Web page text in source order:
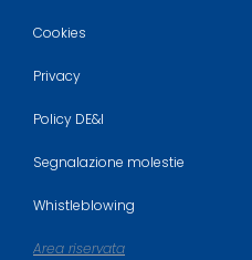
Cookies
Privacy
Policy DE&I
Segnalazione molestie
Whistleblowing
Area riservata